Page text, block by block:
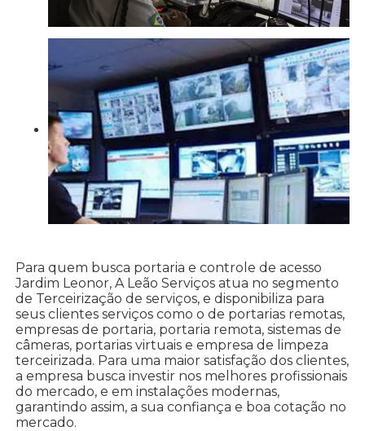
Para quem busca portaria e controle de acesso
Jardim Leonor, A Leão Serviços atua no segmento
de Terceirização de serviços, e disponibiliza para
seus clientes serviços como o de portarias remotas,
empresas de portaria, portaria remota, sistemas de
câmeras, portarias virtuais e empresa de limpeza
terceirizada. Para uma maior satisfação dos clientes,
a empresa busca investir nos melhores profissionais
do mercado, e em instalações modernas,
garantindo assim, a sua confiança e boa cotação no
mercado.